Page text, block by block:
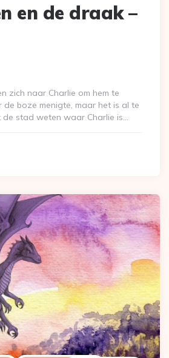
en de draak –
zich naar Charlie om hem te
boze menigte, maar het is al te
de stad weten waar Charlie is…